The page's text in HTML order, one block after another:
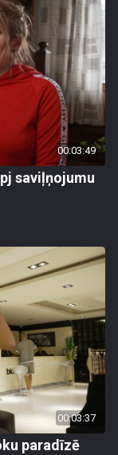
00:03:49
saviļņojumu
00:03:37
paradīzē